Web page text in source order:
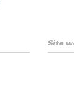
Site